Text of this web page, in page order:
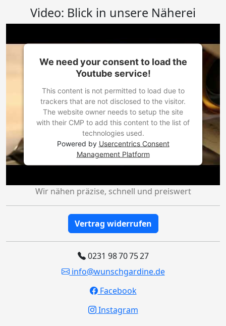
Video: Blick in unsere Näherei
We need your consent to load the
Youtube service!
This content is not permitted to load due to
trackers that are not disclosed to the visitor.
The website owner needs to setup the site
with their CMP to add this content to the list of
technologies used.
Powered by Usercentrics Consent
Management Platform
Wir nähen präzise, schnell und preiswert
Vertrag widerrufen
0231 98 70 75 27
info@wunschgardine.de
Facebook
Instagram